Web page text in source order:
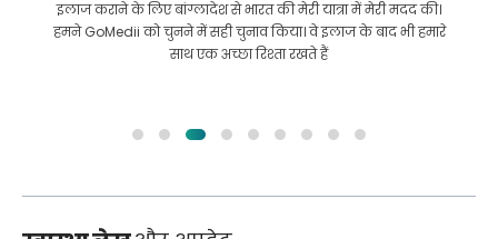
इलाज कराने के लिए बांग्लादेश से भारत की मेरी यात्रा में मेरी मदद की।
हमने GoMedii को चुनने में सही चुनाव किया। वे इलाज के बाद भी हमारे
साथ एक अच्छा रिश्ता रखते हैं